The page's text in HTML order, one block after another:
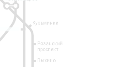
Кузьминки
Рязанский
проспект
Выхино